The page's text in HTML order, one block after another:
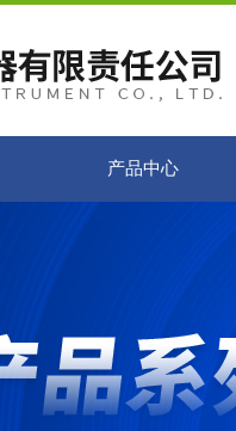
产品中心